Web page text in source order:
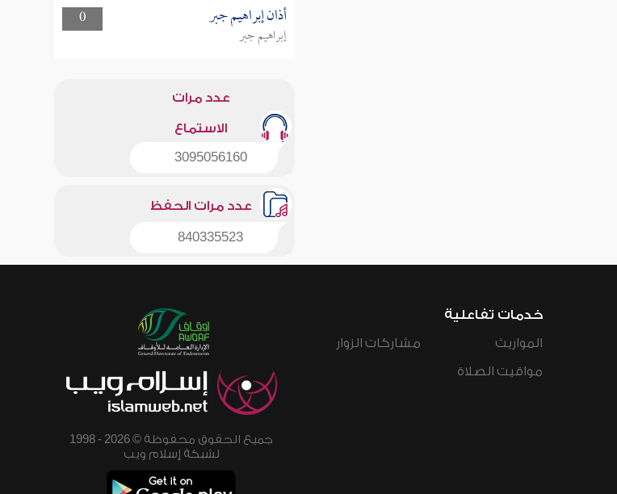
0
أذان إبراهيم جبر
إبراهيم جبر
عدد مرات
الاستماع
3095056160
عدد مرات الحفظ
840335523
خدمات تفاعلية
المواريث
مواقيت الصلاة
مشاركات الزوار
جميع الحقوق محفوظة © 2026 - 1998
لشبكة إسلام ويب